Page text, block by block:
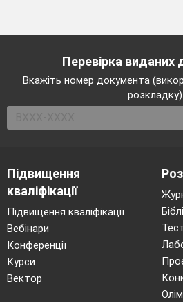
Перевірка виданих
Вкажіть номер документа
розкладку)
Підвищення
кваліфікації
Підвищення кваліфікації
Вебінари
Конференції
Курси
Вектор